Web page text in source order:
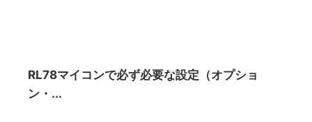
RL78マイコンで必ず必要な設定（オプショ
ン・...